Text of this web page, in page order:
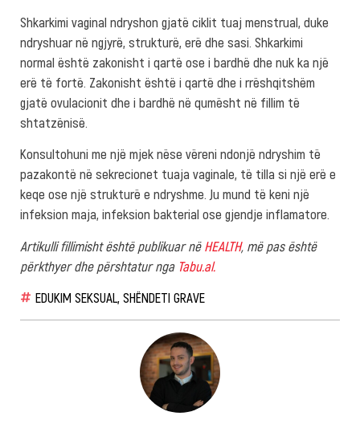
Shkarkimi vaginal ndryshon gjatë ciklit tuaj menstrual, duke
ndryshuar në ngjyrë, strukturë, erë dhe sasi. Shkarkimi
normal është zakonisht i qartë ose i bardhë dhe nuk ka një
erë të fortë. Zakonisht është i qartë dhe i rrëshqitshëm
gjatë ovulacionit dhe i bardhë në qumësht në fillim të
shtatzënisë.
Konsultohuni me një mjek nëse vëreni ndonjë ndryshim të
pazakontë në sekrecionet tuaja vaginale, të tilla si një erë e
keqe ose një strukturë e ndryshme. Ju mund të keni një
infeksion maja, infeksion bakterial ose gjendje inflamatore.
Artikulli fillimisht është publikuar në HEALTH, më pas është
përkthyer dhe përshtatur nga Tabu.al.
EDUKIM SEKSUAL SHËNDETI GRAVE